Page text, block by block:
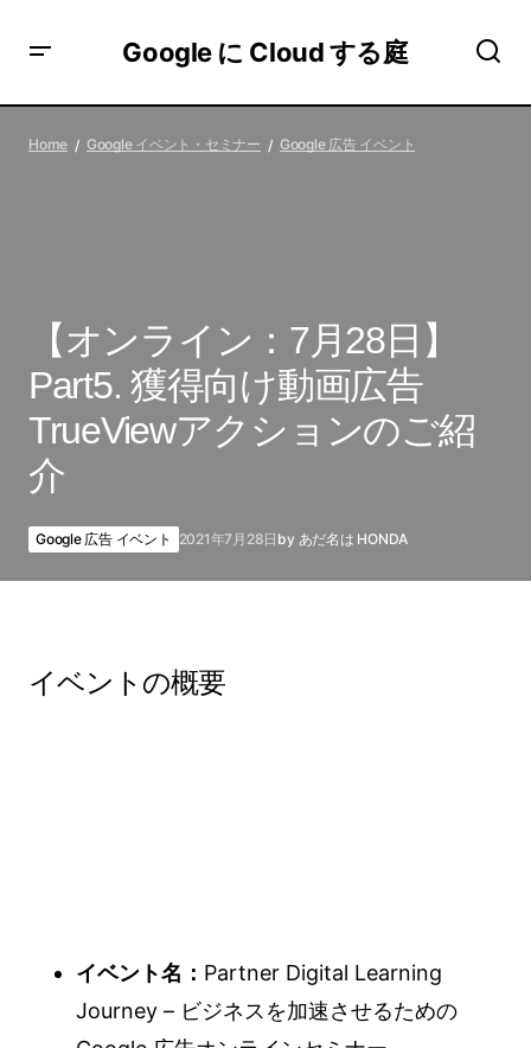
Google に Cloud する庭
TrueViewアクションのご紹介
Home Google イベント・セミナー Google 広告 イベント
【オンライン：7月28日】
Part5. 獲得向け動画広告
TrueViewアクションのご紹
介
Google 広告 イベント 2021年7月28日 by あだ名は HONDA
イベントの概要
イベント名： Partner Digital Learning
Journey – ビジネスを加速させるための